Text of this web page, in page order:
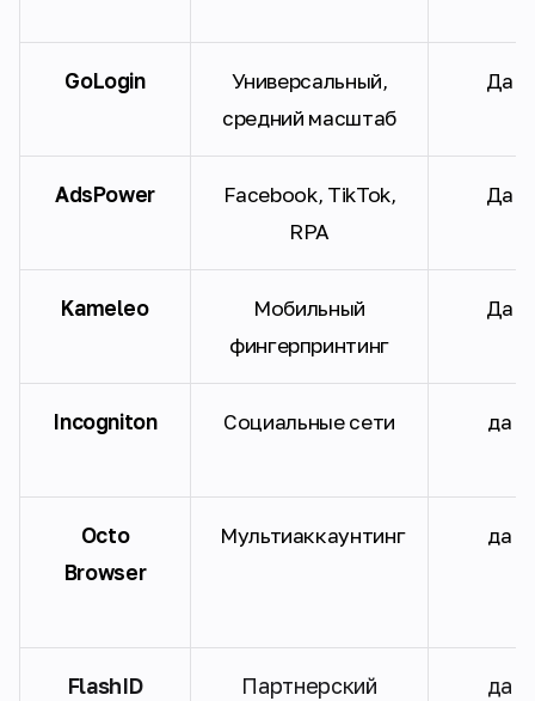
GoLogin
Универсальный,
средний масштаб
Да
AdsPower
Facebook, TikTok,
RPA
Да
Kameleo
Мобильный
фингерпринтинг
Да
Incogniton Социальные сети да
Octo
Browser
Мультиаккаунтинг да
FlashID
Партнерский
да